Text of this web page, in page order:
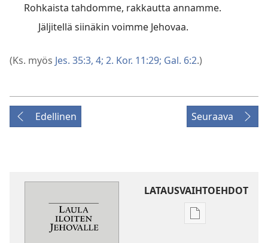
Rohkaista tahdomme, rakkautta annamme.
Jäljitellä siinäkin voimme Jehovaa.
(Ks. myös Jes. 35:3, 4; 2. Kor. 11:29; Gal. 6:2.)
Edellinen Seuraava
LATAUSVAIHTOEHDOT
Julkaisujen